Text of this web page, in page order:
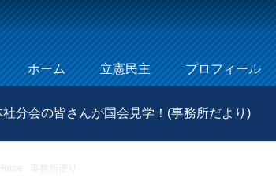
to content
ホーム 立憲民主 プロフィール
分会の皆さんが国会見学！(事務所だより)
Home 事務所便り